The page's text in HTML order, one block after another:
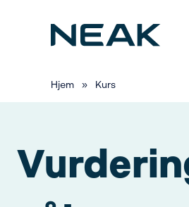
hovedinnhold
Hjem » Kurs
Valgt kursdato